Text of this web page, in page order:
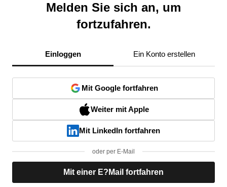
Melden Sie sich an, um
fortzufahren.
Einloggen Ein Konto erstellen
Mit Google fortfahren
Weiter mit Apple
Mit LinkedIn fortfahren
oder per E-Mail
Mit einer E?Mail fortfahren